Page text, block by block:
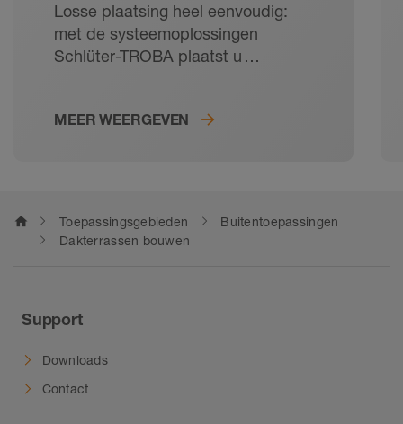
Losse plaatsing heel eenvoudig:
met de systeemoplossingen
Schlüter-TROBA plaatst u
millimeter nauwkeurig en veilig,
MEER WEERGEVEN
home Toepassingsgebieden
Buitentoepassingen
Dakterrassen bouwen
Support
Downloads
Contact